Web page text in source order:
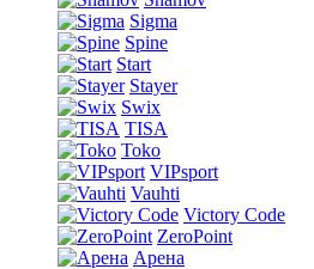
Sigma
Spine
Start
Stayer
Swix
TISA
Toko
VIPsport
Vauhti
Victory Code
ZeroPoint
Арена